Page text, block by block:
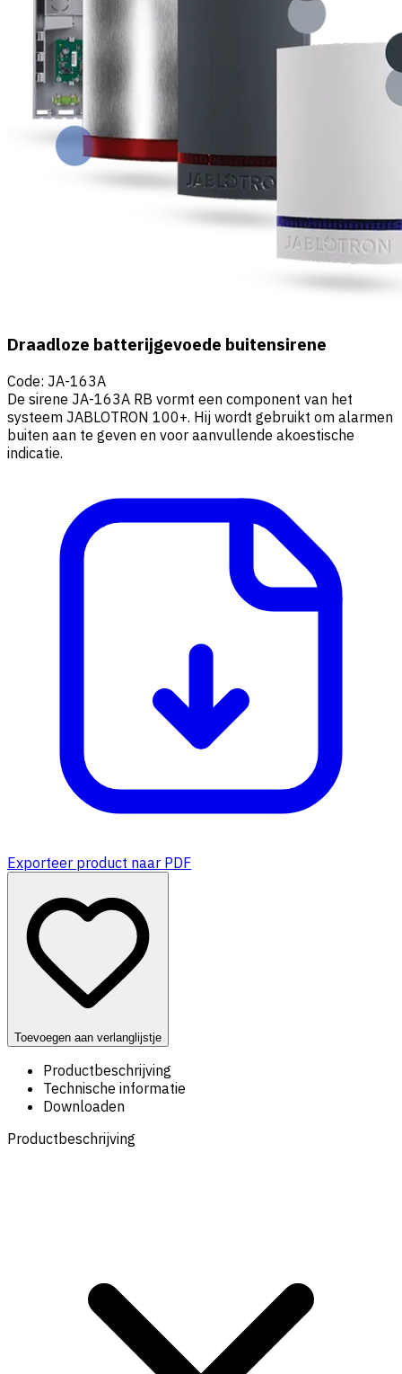
Draadloze batterijgevoede buitensirene
Code: JA-163A
De sirene JA-163A RB vormt een component van het
systeem JABLOTRON 100+. Hij wordt gebruikt om alarmen
buiten aan te geven en voor aanvullende akoestische
indicatie.
Exporteer product naar PDF
Toevoegen aan verlanglijstje
Productbeschrijving
Technische informatie
Downloaden
Productbeschrijving